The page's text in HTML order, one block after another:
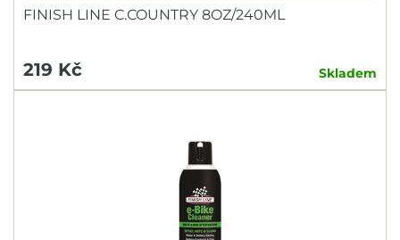
FINISH LINE C.COUNTRY 8OZ/240ML
219 Kč Skladem